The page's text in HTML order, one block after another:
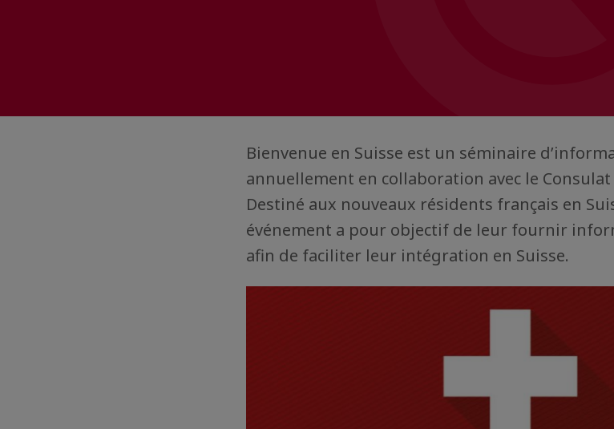
Bienvenue en Suisse est un séminaire
annuellement en collaboration avec le
Destiné aux nouveaux résidents français en
événement a pour objectif de leur fournir
afin de faciliter leur intégration en Suisse.